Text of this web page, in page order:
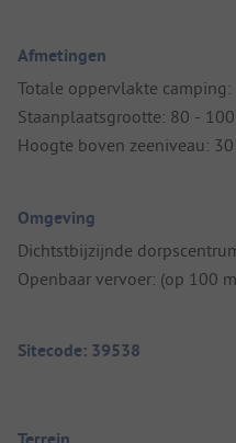
Afmetingen
Totale oppervlakte camping:
Staanplaatsgrootte: 80 - 100
Hoogte boven zeeniveau:
Omgeving
Dichtstbijzijnde
Openbaar vervoer: (op 100
Sitecode: 39538